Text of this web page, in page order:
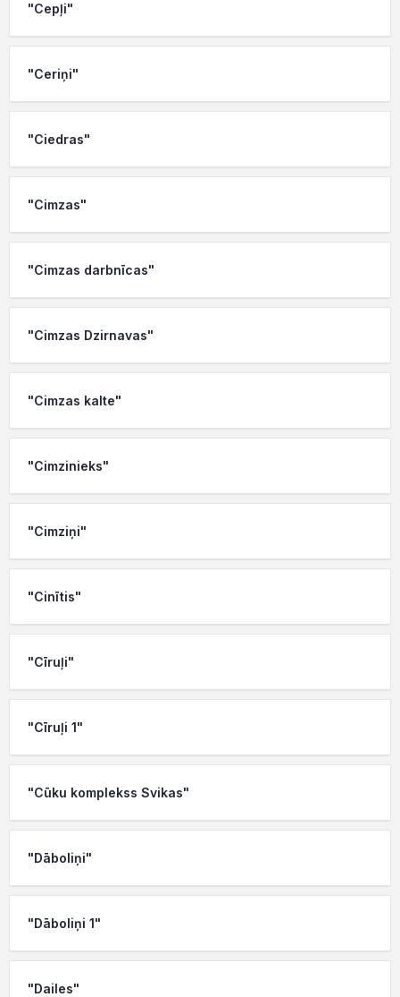
"Cepļi"
"Ceriņi"
"Ciedras"
"Cimzas"
"Cimzas darbnīcas"
"Cimzas Dzirnavas"
"Cimzas kalte"
"Cimzinieks"
"Cimziņi"
"Cinītis"
"Cīruļi"
"Cīruļi 1"
"Cūku komplekss Svikas"
"Dāboliņi"
"Dāboliņi 1"
"Dailes"